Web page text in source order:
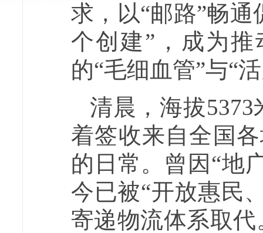
求，以“邮路”畅通
个创建”，成为
的“毛细血管”与“
清晨，海拔
着签收来自全国
的日常。曾因“地
今已被“开放惠民
寄递物流体系取